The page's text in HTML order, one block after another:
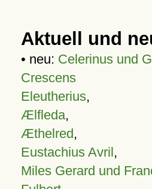
Aktuell und
• neu: Celerinus und
Crescens
Eleutherius,
Ælfleda,
Æthelred,
Eustachius Avril,
Miles Gerard und